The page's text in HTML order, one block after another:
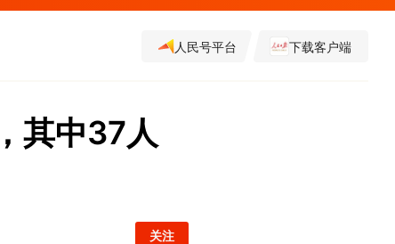
人民号平台 下载客户端
其中37人
关注